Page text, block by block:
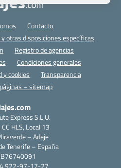
Contacto
otras disposiciones específicas
Registro de agencias
Condiciones generales
y cookies
Transparencia
– sitemap
Express S.L.U.
HLS, Local 13
– Adeje
Tenerife – España
B76740091
922-97-17-27